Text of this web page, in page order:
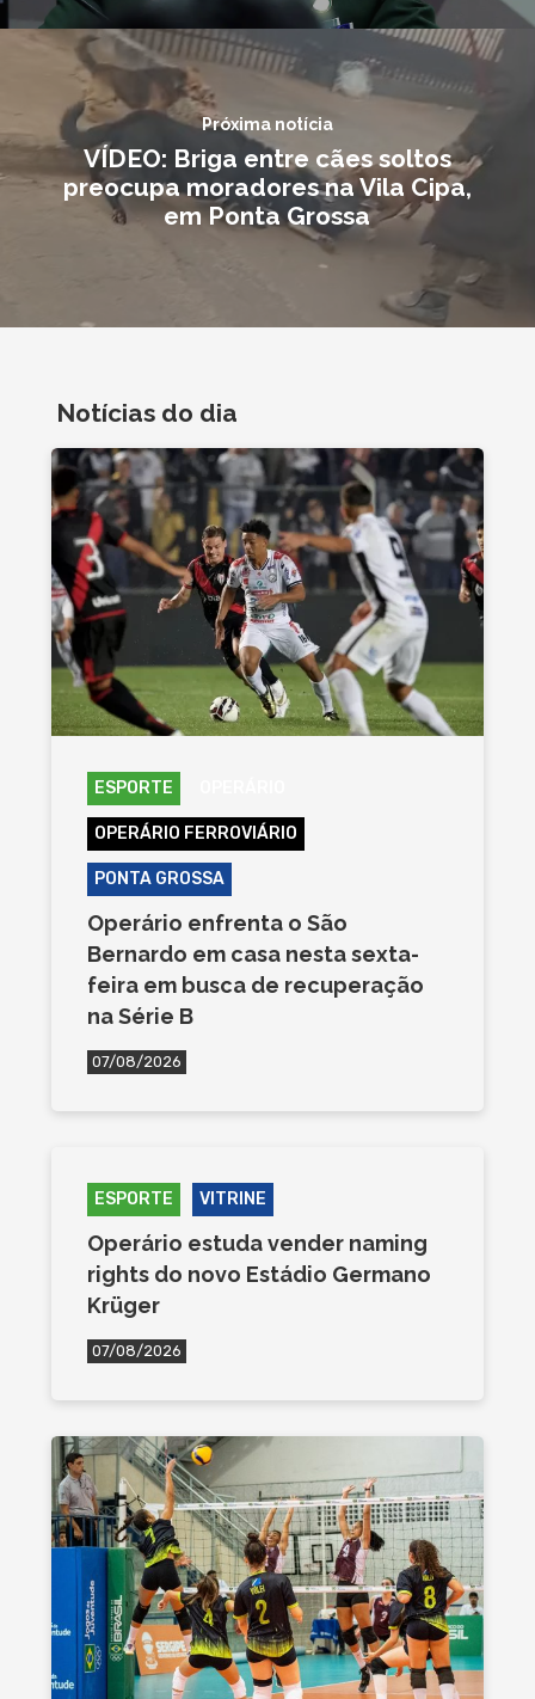
Próxima notícia
VÍDEO: Briga entre cães soltos
preocupa moradores na Vila Cipa,
em Ponta Grossa
Notícias do dia
ESPORTE
OPERÁRIO FERROVIÁRIO
PONTA GROSSA
Operário enfrenta o São
Bernardo em casa nesta sexta-
feira em busca de recuperação
na Série B
07/08/2026
ESPORTE VITRINE
Operário estuda vender naming
rights do novo Estádio Germano
Krüger
07/08/2026